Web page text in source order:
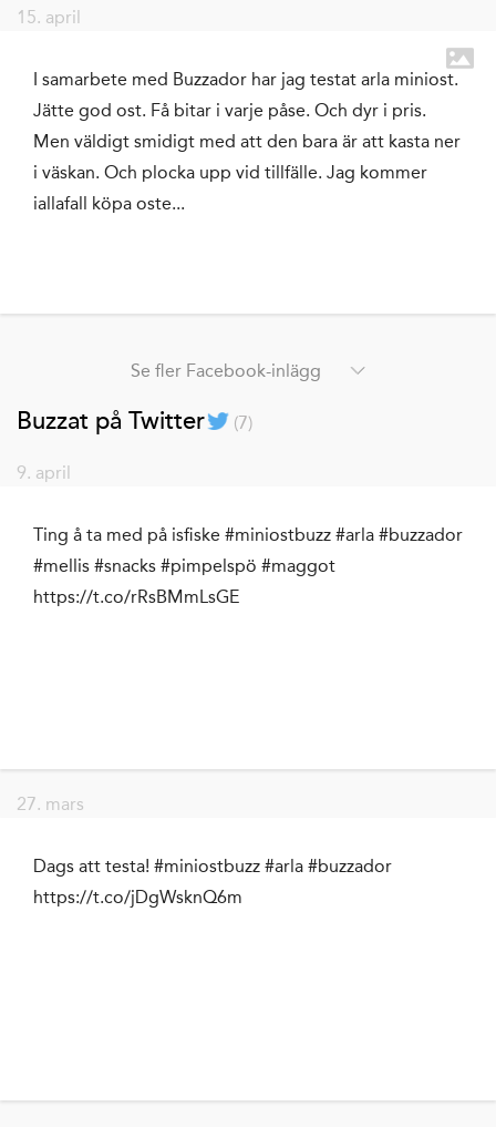
15. april
I samarbete med Buzzador har jag testat arla miniost.
Jätte god ost. Få bitar i varje påse. Och dyr i pris.
Men väldigt smidigt med att den bara är att kasta ner
i väskan. Och plocka upp vid tillfälle. Jag kommer
iallafall köpa oste...
Se fler Facebook-inlägg
Buzzat på Twitter (7)
9. april
Ting å ta med på isfiske #miniostbuzz #arla #buzzador
#mellis #snacks #pimpelspö #maggot
https://t.co/rRsBMmLsGE
27. mars
Dags att testa! #miniostbuzz #arla #buzzador
https://t.co/jDgWsknQ6m